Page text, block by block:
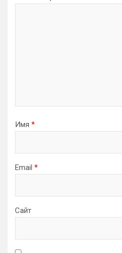
Имя *
Email *
Сайт